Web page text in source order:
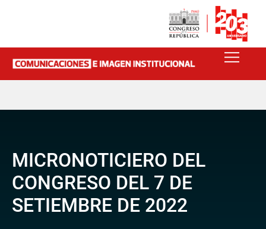
MICRONOTICIERO DEL
CONGRESO DEL 7 DE
SETIEMBRE DE 2022